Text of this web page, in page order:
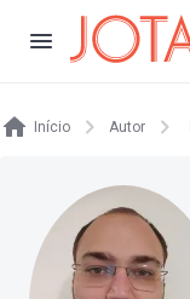
Início Autor